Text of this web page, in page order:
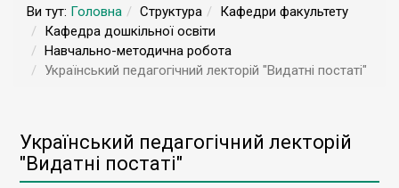
Ви тут: Головна Структура
Кафедри факультету
Кафедра дошкільної освіти
Навчально-методична робота
Український педагогічний лекторій "Видатні постаті"
Український педагогічний лекторій
"Видатні постаті"